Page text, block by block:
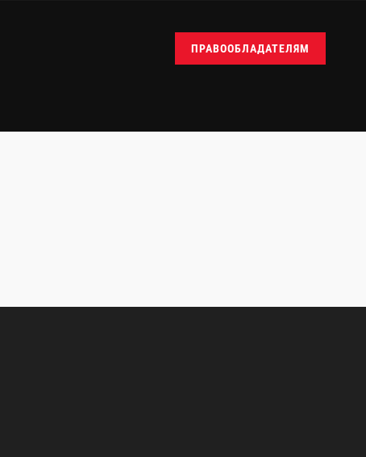
ПРАВООБЛАДАТЕЛЯМ